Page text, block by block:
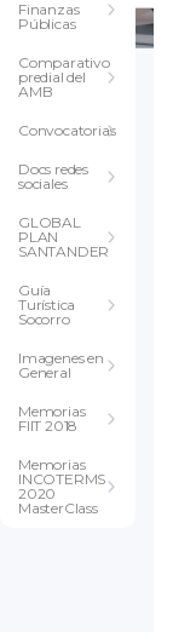
Finanzas
Públicas
Comparativo
predial del
AMB
Convocatorias
Docs redes
sociales
GLOBAL
PLAN
SANTANDER
Guía
Turística
Socorro
Imagenes en
General
Memorias
FIIT 2018
Memorias
INCOTERMS
2020
MasterClass